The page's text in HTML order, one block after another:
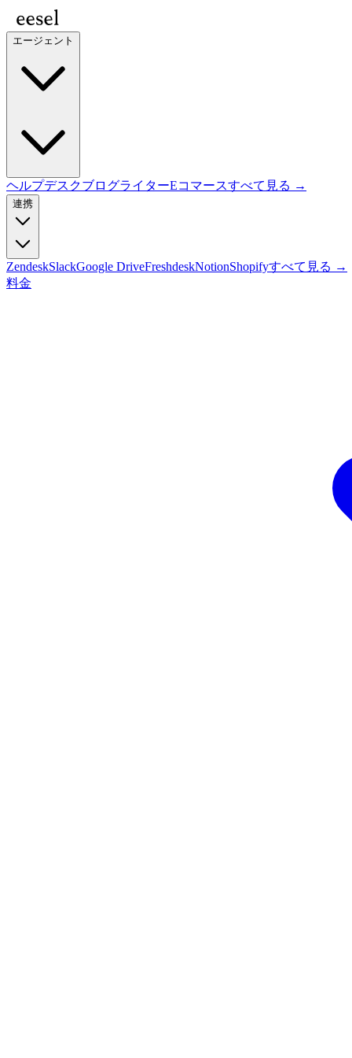
エージェント
ヘルプデスクブログライターEコマースすべて見る →
連携
ZendeskSlackGoogle DriveFreshdeskNotionShopifyすべて見る →
料金